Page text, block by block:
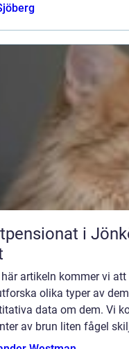
i
artikeln kommer vi
olika typer av
data om dem. Vi
av brun liten fågel